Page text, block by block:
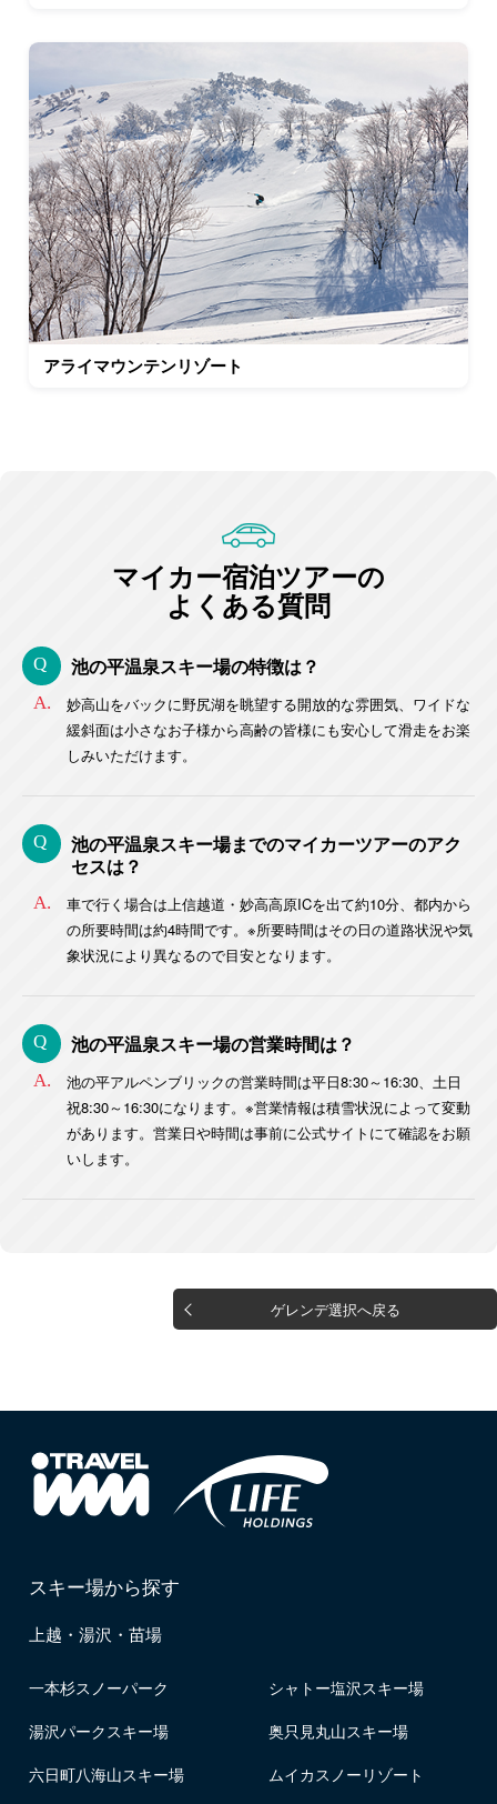
アライマウンテンリゾート
マイカー宿泊ツアーの
よくある質問
池の平温泉スキー場の特徴は？
妙高山をバックに野尻湖を眺望する開放的な雰囲気、ワイドな
緩斜面は小さなお子様から高齢の皆様にも安心して滑走をお楽
しみいただけます。
池の平温泉スキー場までのマイカーツアーのアク
セスは？
車で行く場合は上信越道・妙高高原ICを出て約10分、都内から
の所要時間は約4時間です。※所要時間はその日の道路状況や気
象状況により異なるので目安となります。
池の平温泉スキー場の営業時間は？
池の平アルペンブリックの営業時間は平日8:30～16:30、土日
祝8:30～16:30になります。※営業情報は積雪状況によって変動
があります。営業日や時間は事前に公式サイトにて確認をお願
いします。
ゲレンデ選択へ戻る
スキー場から探す
上越・湯沢・苗場
一本杉スノーパーク
シャトー塩沢スキー場
湯沢パークスキー場
奥只見丸山スキー場
六日町八海山スキー場
ムイカスノーリゾート